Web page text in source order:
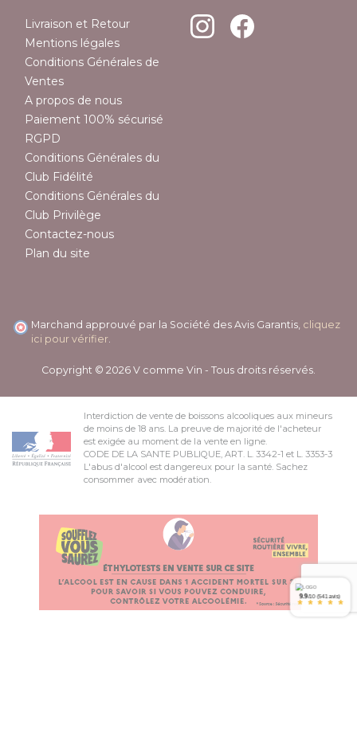
Livraison et Retour
Mentions légales
Conditions Générales de
Ventes
A propos de nous
Paiement 100% sécurisé
RGPD
Conditions Générales du
Club Fidélité
Conditions Générales du
Club Privilège
Contactez-nous
Plan du site
Marchand approuvé par la Société des Avis Garantis, cliquez
ici pour vérifier
Copyright © 2026 V comme Vin - Tous droits réservés.
Interdiction de vente de boissons alcooliques aux mineurs
de moins de 18 ans. La preuve de majorité de l'acheteur
est exigée au moment de la vente en ligne.
CODE DE LA SANTE PUBLIQUE, ART. L. 3342-1 et L. 3353-3
L'abus d'alcool est dangereux pour la santé. Sachez
consommer avec modération.
9.9/10 (541 avis)
* * * * *